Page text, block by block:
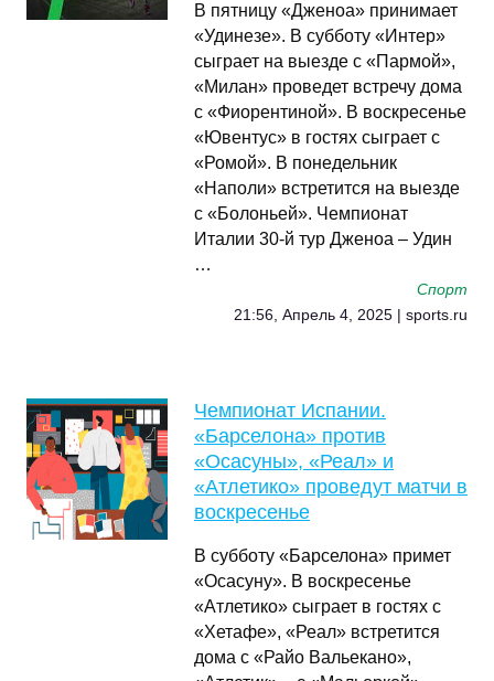
В пятницу «Дженоа» принимает
«Удинезе». В субботу «Интер»
сыграет на выезде с «Пармой»,
«Милан» проведет встречу дома
с «Фиорентиной». В воскресенье
«Ювентус» в гостях сыграет с
«Ромой». В понедельник
«Наполи» встретится на выезде
с «Болоньей». Чемпионат
Италии 30-й тур Дженоа – Удин
…
Спорт
21:56, Апрель 4, 2025 | sports.ru
Чемпионат Испании.
«Барселона» против
«Осасуны», «Реал» и
«Атлетико» проведут матчи в
воскресенье
В субботу «Барселона» примет
«Осасуну». В воскресенье
«Атлетико» сыграет в гостях с
«Хетафе», «Реал» встретится
дома с «Райо Вальекано»,